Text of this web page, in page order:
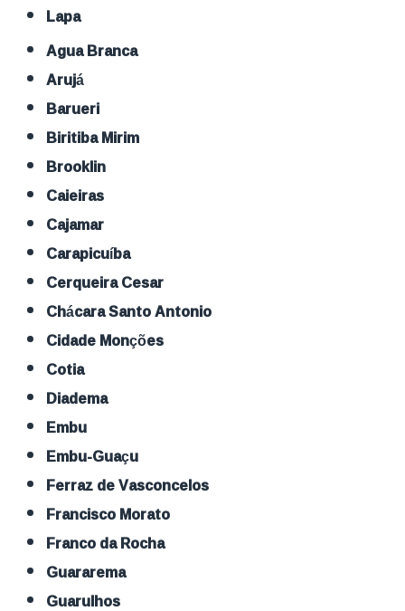
Lapa
Agua Branca
Arujá
Barueri
Biritiba Mirim
Brooklin
Caieiras
Cajamar
Carapicuíba
Cerqueira Cesar
Chácara Santo Antonio
Cidade Monções
Cotia
Diadema
Embu
Embu-Guaçu
Ferraz de Vasconcelos
Francisco Morato
Franco da Rocha
Guararema
Guarulhos